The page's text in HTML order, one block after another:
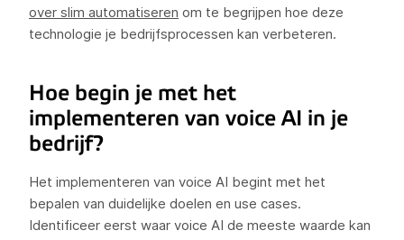
over slim automatiseren om te begrijpen hoe deze
technologie je bedrijfsprocessen kan verbeteren.
Hoe begin je met het
implementeren van voice AI in je
bedrijf?
Het implementeren van voice AI begint met het
bepalen van duidelijke doelen en use cases.
Identificeer eerst waar voice AI de meeste waarde kan